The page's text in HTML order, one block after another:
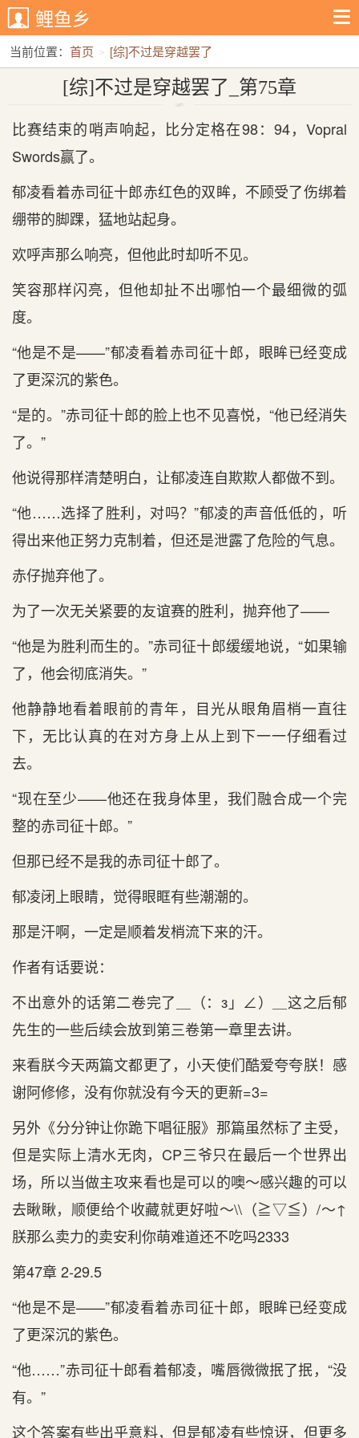
鲤鱼乡
当前位置： 首页
[综]不过是穿越罢了
[综]不过是穿越罢了_第75章
[综]不过是穿越罢了_第75章
比赛结束的哨声响起，比分定格在98：94，Vopral
Swords赢了。
郁凌看着赤司征十郎赤红色的双眸，不顾受了伤绑着
绷带的脚踝，猛地站起身。
欢呼声那么响亮，但他此时却听不见。
笑容那样闪亮，但他却扯不出哪怕一个最细微的弧
度。
“他是不是——”郁凌看着赤司征十郎，眼眸已经变成
了更深沉的紫色。
“是的。”赤司征十郎的脸上也不见喜悦，“他已经消失
了。”
他说得那样清楚明白，让郁凌连自欺欺人都做不到。
“他……选择了胜利，对吗？”郁凌的声音低低的，听
得出来他正努力克制着，但还是泄露了危险的气息。
赤仔抛弃他了。
为了一次无关紧要的友谊赛的胜利，抛弃他了——
“他是为胜利而生的。”赤司征十郎缓缓地说，“如果输
了，他会彻底消失。”
他静静地看着眼前的青年，目光从眼角眉梢一直往
下，无比认真的在对方身上从上到下一一仔细看过
去。
“现在至少——他还在我身体里，我们融合成一个完
整的赤司征十郎。”
但那已经不是我的赤司征十郎了。
郁凌闭上眼睛，觉得眼眶有些潮潮的。
那是汗啊，一定是顺着发梢流下来的汗。
作者有话要说：
不出意外的话第二卷完了＿（：з」∠）＿这之后郁
先生的一些后续会放到第三卷第一章里去讲。
来看朕今天两篇文都更了，小天使们酷爱夸夸朕！感
谢阿修修，没有你就没有今天的更新=3=
另外《分分钟让你跪下唱征服》那篇虽然标了主受，
但是实际上清水无肉，CP三爷只在最后一个世界出
场，所以当做主攻来看也是可以的噢～感兴趣的可以
去瞅瞅，顺便给个收藏就更好啦～\\（≧▽≦）/～↑
朕那么卖力的卖安利你萌难道还不吃吗2333
第47章 2-29.5
“他是不是——”郁凌看着赤司征十郎，眼眸已经变成
了更深沉的紫色。
“他……”赤司征十郎看着郁凌，嘴唇微微抿了抿，“没
有。”
这个答案有些出乎意料，但是郁凌有些惊讶，但更多